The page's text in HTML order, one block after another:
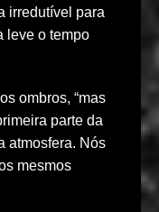
irredutível para
leve o tempo
ombros, “mas
parte da
atmosfera. Nós
mesmos